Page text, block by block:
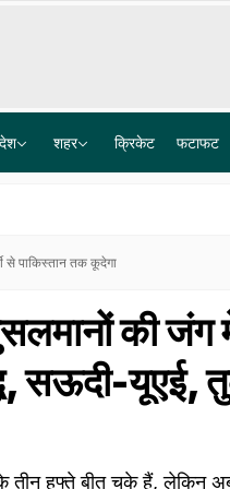
देश शहर क्रिकेट फटाफट
से पाकिस्तान तक कूदेगा
की
सऊदी-यूएई,
तीन हफ्ते बीत चुके हैं, लेकिन